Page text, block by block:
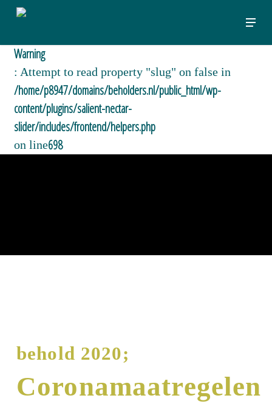
Skip
main
Menu
Warning
: Attempt to read property "slug" on false in
/home/p8947/domains/beholders.nl/public_html/wp-
content/plugins/salient-nectar-
slider/includes/frontend/helpers.php
on line698
behold 2020;
Coronamaatregelen